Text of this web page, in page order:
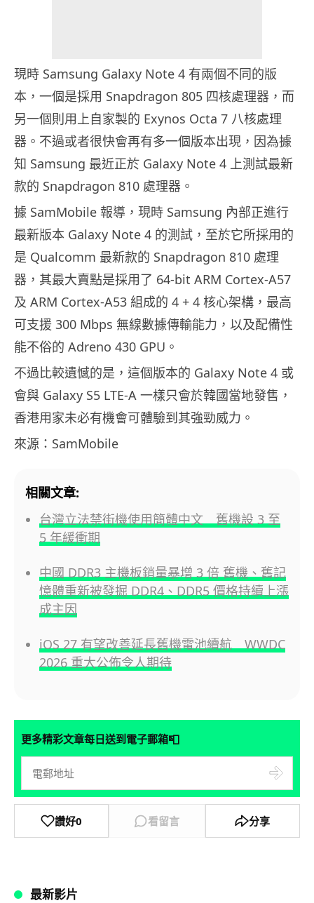
現時 Samsung Galaxy Note 4 有兩個不同的版
本，一個是採用 Snapdragon 805 四核處理器，而
另一個則用上自家製的 Exynos Octa 7 八核處理
器。不過或者很快會再有多一個版本出現，因為據
知 Samsung 最近正於 Galaxy Note 4 上測試最新
款的 Snapdragon 810 處理器。
據 SamMobile 報導，現時 Samsung 內部正進行
最新版本 Galaxy Note 4 的測試，至於它所採用的
是 Qualcomm 最新款的 Snapdragon 810 處理
器，其最大賣點是採用了 64-bit ARM Cortex-A57
及 ARM Cortex-A53 組成的 4 + 4 核心架構，最高
可支援 300 Mbps 無線數據傳輸能力，以及配備性
能不俗的 Adreno 430 GPU。
不過比較遺憾的是，這個版本的 Galaxy Note 4 或
會與 Galaxy S5 LTE-A 一樣只會於韓國當地發售，
香港用家未必有機會可體驗到其強勁威力。
來源：SamMobile
相關文章:
台灣立法禁街機使用簡體中文 舊機設 3 至
5 年緩衝期
中國 DDR3 主機板銷量暴增 3 倍 舊機、舊記
憶體重新被發掘 DDR4、DDR5 價格持續上漲
成主因
iOS 27 有望改善延長舊機電池續航 WWDC
2026 重大公佈令人期待
更多精彩文章每日送到電子郵箱📮
讚好0 看留言 分享
最新影片